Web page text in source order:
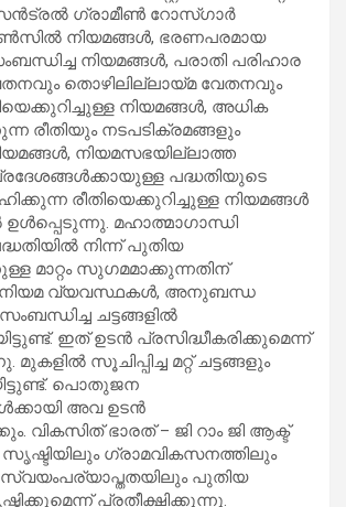
ഗ്രാമീൺ റോസ്‌ഗാർ
നിയമങ്ങൾ, ഭരണപരമായ
നിയമങ്ങൾ, പരാതി പരിഹാര
തൊഴിലില്ലായ്മ വേതനവും
നിയമങ്ങൾ, അധിക
രീതിയും നടപടിക്രമങ്ങളും
നിയമസഭയില്ലാത്ത
പദ്ധതിയുടെ
രീതിയെക്കുറിച്ചുള്ള നിയമങ്ങൾ
മഹാത്മാഗാന്ധി
നിന്ന് പുതിയ
മാറ്റം സുഗമമാക്കുന്നതിന്
വ്യവസ്ഥകൾ, അനുബന്ധ
ചട്ടങ്ങളിൽ
ഇത് ഉടൻ പ്രസിദ്ധീകരിക്കുമെന്ന്
മുകളിൽ സൂചിപ്പിച്ച മറ്റ് ചട്ടങ്ങളും
പൊതുജന
അവ ഉടൻ
വികസിത് ഭാരത് – ജി റാം ജി ആക്ട്
സൃഷ്ടിയിലും ഗ്രാമവികസനത്തിലും
പുതിയ
പ്രതീക്ഷിക്കുന്നു.